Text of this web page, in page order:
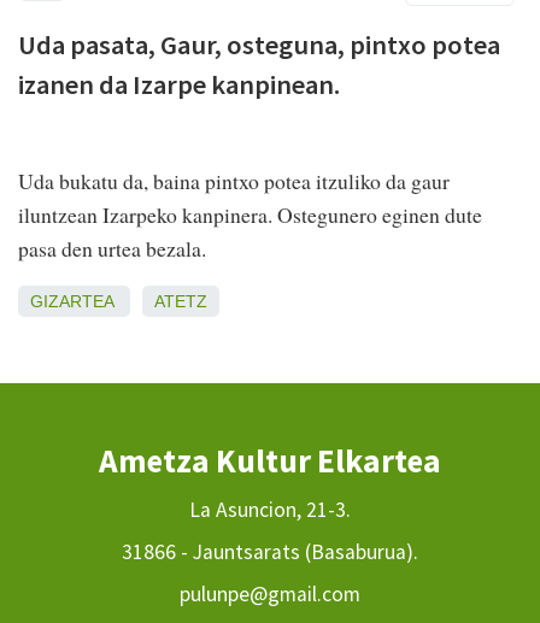
Uda pasata, Gaur, osteguna, pintxo potea
izanen da Izarpe kanpinean.
Uda bukatu da, baina pintxo potea itzuliko da gaur
iluntzean Izarpeko kanpinera. Ostegunero eginen dute
pasa den urtea bezala.
GIZARTEA ATETZ
Ametza Kultur Elkartea
La Asuncion, 21-3.
31866 - Jauntsarats (Basaburua).
pulunpe@gmail.com